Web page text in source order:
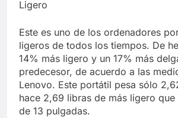
Ligero
Este es uno de los ordenadores
ligeros de todos los tiempos. De
14% más ligero y un 17% más
predecesor, de acuerdo a las
Lenovo. Este portátil pesa sólo
hace 2,69 libras de más ligero
de 13 pulgadas.